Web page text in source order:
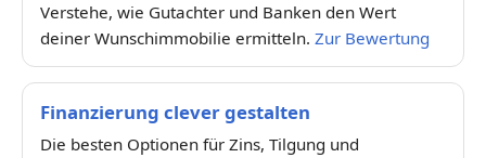
Verstehe, wie Gutachter und Banken den Wert
deiner Wunschimmobilie ermitteln. Zur Bewertung
Finanzierung clever gestalten
Die besten Optionen für Zins, Tilgung und